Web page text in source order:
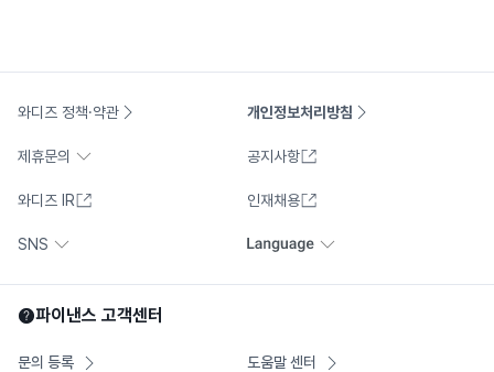
와디즈 정책·약관 개인정보처리방침
제휴문의 공지사항
와디즈 IR 인재채용
SNS
파이낸스 고객센터
문의 등록 도움말 센터